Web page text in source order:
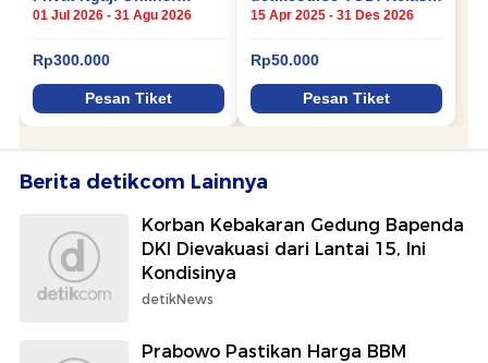
Berita detikcom Lainnya
Korban Kebakaran Gedung Bapenda
DKI Dievakuasi dari Lantai 15, Ini
Kondisinya
detikNews
Prabowo Pastikan Harga BBM